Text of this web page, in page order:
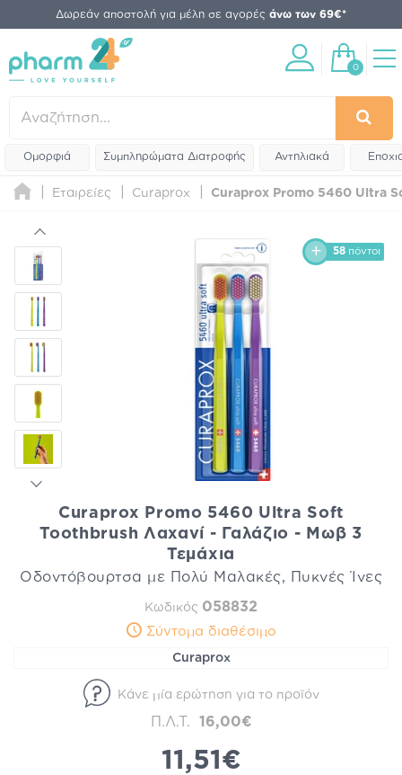
Δωρεάν αποστολή για μέλη σε αγορές άνω των 69€*
0
Ομορφιά Συμπληρώματα Διατροφής Αντηλιακά
Εταιρείες Curaprox Curaprox Promo 5460 Ultra
58 πόντοι
Curaprox Promo 5460 Ultra Soft
Toothbrush Λαχανί - Γαλάζιο - Μωβ 3
Τεμάχια
Οδοντόβουρτσα με Πολύ Μαλακές, Πυκνές Ίνες
Κωδικός 058832
Σύντομα διαθέσιμο
Curaprox
Κάνε μία ερώτηση για το προϊόν
Π.Λ.Τ. 16,00€
11,51€